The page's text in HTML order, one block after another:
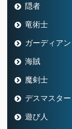
隠者
竜術士
ガーディアン
海賊
魔剣士
デスマスター
遊び人